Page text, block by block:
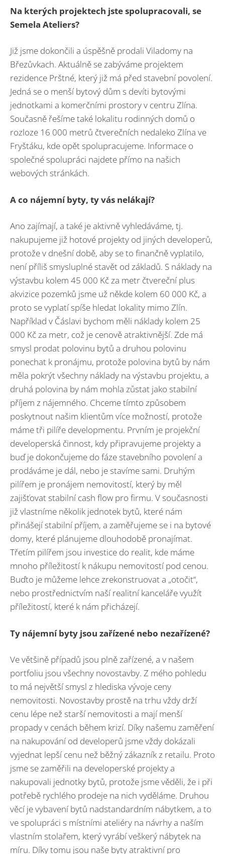
Na kterých projektech jste spolupracovali, se
Semela Ateliers?
Již jsme dokončili a úspěšně prodali Viladomy na
Březůvkach. Aktuálně se zabýváme projektem
rezidence Prštné, který již má před stavební povolení.
Jedná se o menší bytový dům s devíti bytovými
jednotkami a komerčními prostory v centru Zlína.
Současně řešíme také lokalitu rodinných domů o
rozloze 16 000 metrů čtverečních nedaleko Zlína ve
Fryštáku, kde opět spolupracujeme. Informace o
společné spolupráci najdete přímo na našich
webových stránkách.
A co nájemní byty, ty vás nelákají?
Ano zajímají, a také je aktivně vyhledáváme, tj.
nakupujeme již hotové projekty od jiných developerů,
protože v dnešní době, aby se to finančně vyplatilo,
není příliš smysluplné stavět od základů. S náklady na
výstavbu kolem 45 000 Kč za metr čtvereční plus
akvizice pozemků jsme už někde kolem 60 000 Kč, a
proto se vyplatí spíše hledat lokality mimo Zlín.
Například v Čáslavi bychom měli náklady kolem 25
000 Kč za metr, což je cenově atraktivnější. Zde má
smysl prodat polovinu bytů a druhou polovinu
ponechat k pronájmu, protože polovina bytů by nám
měla pokrýt všechny náklady na výstavbu projektu, a
druhá polovina by nám mohla zůstat jako stabilní
příjem z nájemného. Chceme tímto způsobem
poskytnout našim klientům více možností, protože
máme tři pilíře developmentu. Prvním je projekční
developerská činnost, kdy připravujeme projekty a
buď je dokončujeme do fáze stavebního povolení a
prodáváme je dál, nebo je stavíme sami. Druhým
pilířem je pronájem nemovitostí, který by měl
zajišťovat stabilní cash flow pro firmu. V současnosti
již vlastníme několik jednotek bytů, které nám
přinášejí stabilní příjem, a zaměřujeme se i na bytové
domy, které plánujeme dlouhodobě pronajímat.
Třetím pilířem jsou investice do realit, kde máme
mnoho příležitostí k nákupu nemovitostí pod cenou.
Buďto je můžeme lehce zrekonstruovat a „otočit“,
nebo prostřednictvím naší realitní kanceláře využít
příležitostí, které k nám přicházejí.
Ty nájemní byty jsou zařízené nebo nezařízené?
Ve většině případů jsou plně zařízené, a v našem
portfoliu jsou všechny novostavby. Z mého pohledu
to má největší smysl z hlediska vývoje ceny
nemovitosti. Novostavby prostě na trhu vždy drží
cenu lépe než starší nemovitosti a mají menší
propady v cenách během krizí. Díky našemu zaměření
na nakupování od developerů jsme vždy dokázali
vyjednat lepší cenu než běžný zákazník z retailu. Proto
jsme se zaměřili na developerské projekty a
nakupovali jednotky bytů, protože jsme věděli, že i při
potřebě rychlého prodeje na nich vyděláme. Druhou
věcí je vybavení bytů nadstandardním nábytkem, a to
ve spolupráci s místními ateliéry na návrhy a naším
vlastním stolařem, který vyrábí veškerý nábytek na
míru. Díky tomu jsou naše byty atraktivní pro